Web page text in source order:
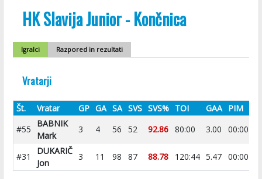
HK Slavija Junior - Končnica
Igralci Razpored in rezultati
Vratarji
Št. Vratar GP GA SA SVS SVS% TOI GAA PIM
#55
BABNIK
Mark
3 4 56 52 92.86 80:00 3.00 00:00
#31
DUKARIČ
Jon
3 11 98 87 88.78 120:44 5.47 00:00